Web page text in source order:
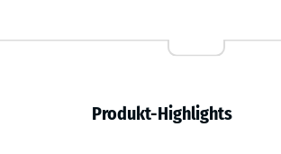
Fallschutzmatte Verwendung.
Die Fallschutzplatte besteht aus
Produkt-Highlights